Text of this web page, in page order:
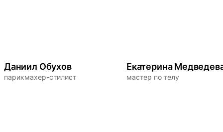
Даниил Обухов
парикмахер-стилист
Екатерина
мастер по телу